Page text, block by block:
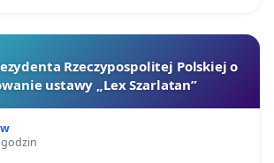
Rzeczypospolitej Polskiej o
ustawy „Lex Szarlatan”